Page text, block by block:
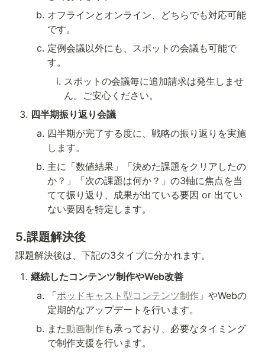
オフラインとオンライン、どちらでも対応可能
です。
定例会議以外にも、スポットの会議も可能で
す。
スポットの会議毎に追加請求は発生しませ
ん。ご安心ください。
四半期振り返り会議
四半期が完了する度に、戦略の振り返りを実施
します。
主に「数値結果」「決めた課題をクリアしたの
か？」「次の課題は何か？」の3軸に焦点を当
てて振り返り、成果が出ている要因 or 出てい
ない要因を特定します。
5.課題解決後
課題解決後は、下記の3タイプに分かれます。
継続したコンテンツ制作やWeb改善
「ポッドキャスト型コンテンツ制作 」やWebの
定期的なアップデートを行います。
また動画制作も承っており、必要なタイミング
で制作支援を行います。